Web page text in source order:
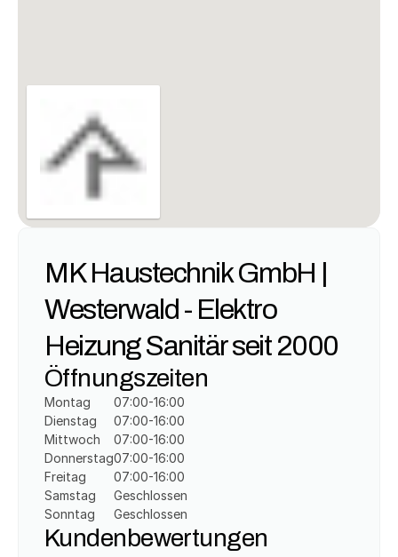
MK Haustechnik GmbH |
Westerwald - Elektro
Heizung Sanitär seit 2000
Öffnungszeiten
Montag
Dienstag
Mittwoch
Donnerstag
Freitag
Samstag
Sonntag
07:00-16:00
07:00-16:00
07:00-16:00
07:00-16:00
07:00-16:00
Geschlossen
Geschlossen
Kundenbewertungen